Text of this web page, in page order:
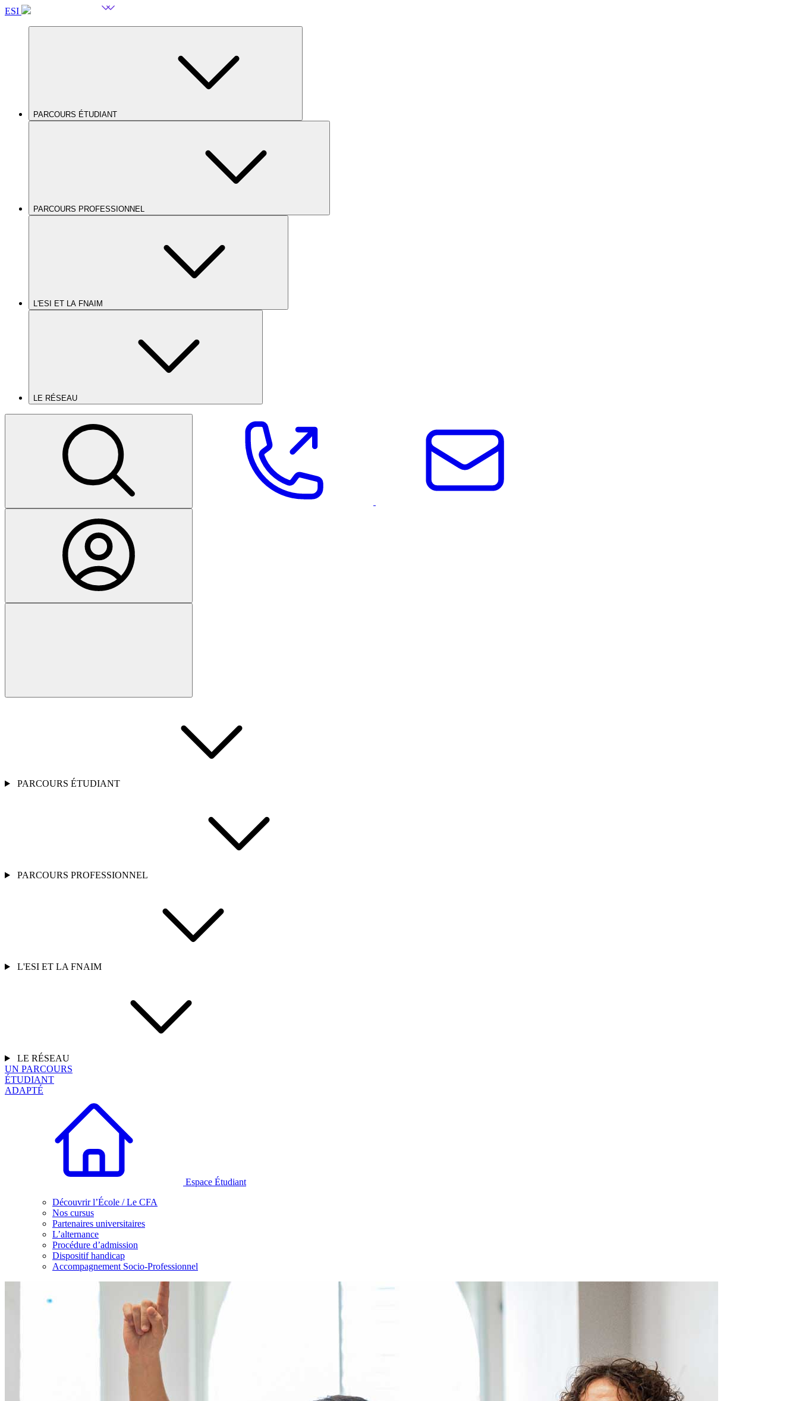
ESI
PARCOURS ÉTUDIANT
PARCOURS PROFESSIONNEL
L'ESI ET LA FNAIM
LE RÉSEAU
PARCOURS ÉTUDIANT
PARCOURS PROFESSIONNEL
L'ESI ET LA FNAIM
LE RÉSEAU
UN PARCOURS
ÉTUDIANT
ADAPTÉ
Espace Étudiant
Découvrir l’École / Le CFA
Nos cursus
Partenaires universitaires
L’alternance
Procédure d’admission
Dispositif handicap
Accompagnement Socio-Professionnel